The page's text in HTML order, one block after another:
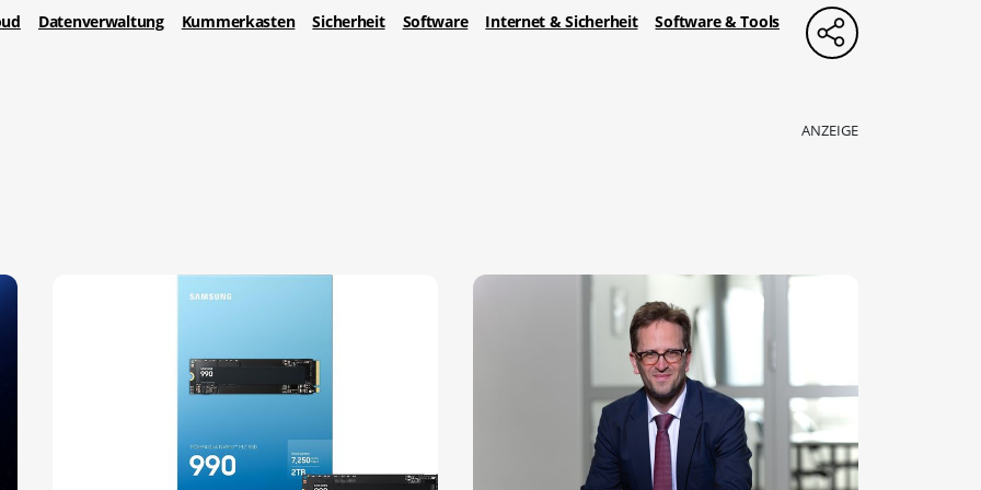
Datenverwaltung Kummerkasten Sicherheit Software Internet & Sicherheit Software & Tools
ANZEIGE